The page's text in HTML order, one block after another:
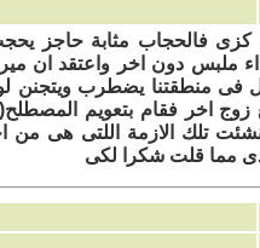
فالحجاب مثابة حاجز
ملبس دون اخر واعتقد ان
فى منطقتنا يضطرب ويتجنن
زوج اخر فقام بتعويم
تلك الازمة اللتى هى من
مما قلت شكرا لكى